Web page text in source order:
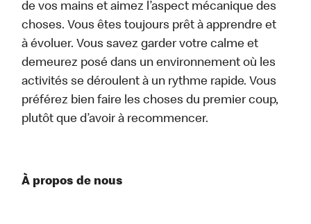
de vos mains et aimez l’aspect mécanique des
choses. Vous êtes toujours prêt à apprendre et
à évoluer. Vous savez garder votre calme et
demeurez posé dans un environnement où les
activités se déroulent à un rythme rapide. Vous
préférez bien faire les choses du premier coup,
plutôt que d’avoir à recommencer.
À propos de nous